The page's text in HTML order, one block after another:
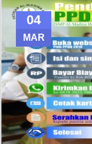
04
MAR